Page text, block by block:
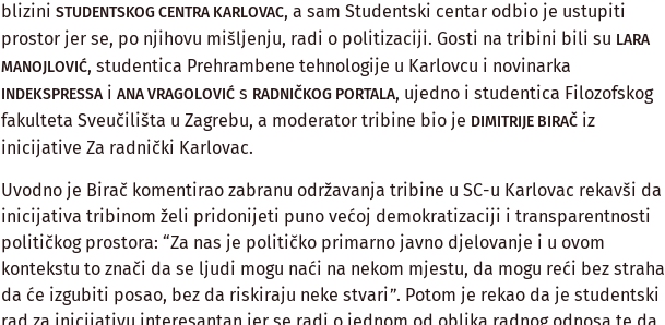
blizini STUDENTSKOG CENTRA KARLOVAC, a sam Studentski centar odbio je ustupiti
prostor jer se, po njihovu mišljenju, radi o politizaciji. Gosti na tribini bili su LARA
MANOJLOVIĆ, studentica Prehrambene tehnologije u Karlovcu i novinarka
INDEKSPRESSAi ANA VRAGOLOVIĆs RADNIČKOG PORTALA, ujedno i studentica Filozofskog
fakulteta Sveučilišta u Zagrebu, a moderator tribine bio je DIMITRIJE BIRAČiz
inicijative Za radnički Karlovac.
Uvodno je Birač komentirao zabranu održavanja tribine u SC-u Karlovac rekavši da
inicijativa tribinom želi pridonijeti puno većoj demokratizaciji i transparentnosti
političkog prostora: “Za nas je političko primarno javno djelovanje i u ovom
kontekstu to znači da se ljudi mogu naći na nekom mjestu, da mogu reći bez straha
da će izgubiti posao, bez da riskiraju neke stvari”. Potom je rekao da je studentski